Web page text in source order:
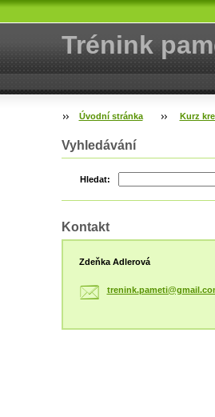
Trénink
Úvodní stránka Kurz
Vyhledávání
Hledat:
Kontakt
Zdeňka Adlerová
trenink.pameti@g